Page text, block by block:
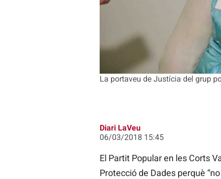
La portaveu de Justícia del grup
Diari LaVeu
06/03/2018 15:45
El Partit Popular en les Corts
Protecció de Dades perquè